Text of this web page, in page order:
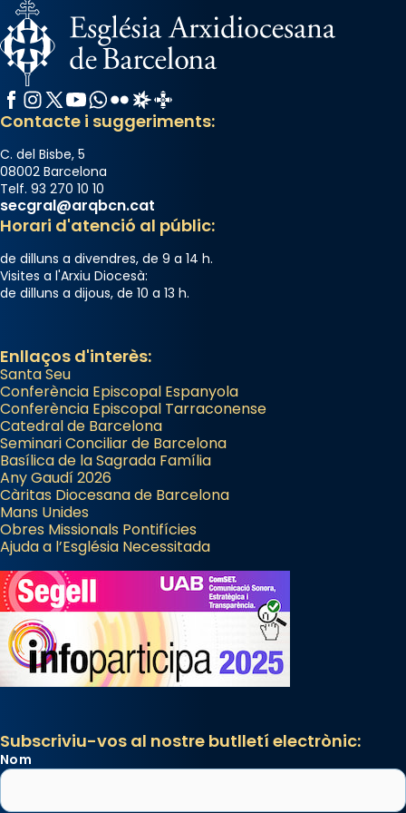
Facebook
Instagram
X / Twitter
YouTube
WhatsApp
FlickrRadio Estel
Catalunya Cristiana
Contacte i suggeriments:
C. del Bisbe, 5
08002 Barcelona
Telf. 93 270 10 10
secgral@arqbcn.cat
Horari d'atenció al públic:
de dilluns a divendres, de 9 a 14 h.
Visites a l'Arxiu Diocesà:
de dilluns a dijous, de 10 a 13 h.
Enllaços d'interès:
Santa Seu
Conferència Episcopal Espanyola
Conferència Episcopal Tarraconense
Catedral de Barcelona
Seminari Conciliar de Barcelona
Basílica de la Sagrada Família
Any Gaudí 2026
Càritas Diocesana de Barcelona
Mans Unides
Obres Missionals Pontifícies
Ajuda a l’Església Necessitada
Subscriviu-vos al nostre butlletí electrònic:
Nom